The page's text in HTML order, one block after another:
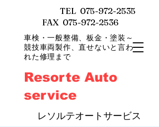
Resorte Auto
service
TEL 075-972-2535
FAX 075-972-2536
車検・一般整備、 板金・塗装～
競技車両製作、直せないと言わ
れた修理まで
レソルテオートサービス